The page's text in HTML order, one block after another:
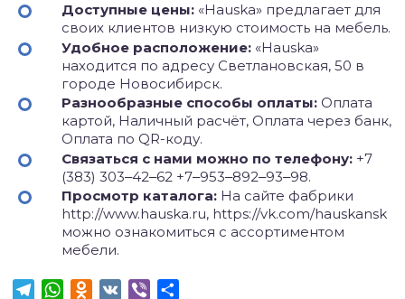
Доступные цены: «Hauska» предлагает для
своих клиентов низкую стоимость на мебель.
Удобное расположение: «Hauska»
находится по адресу Светлановская, 50 в
городе Новосибирск.
Разнообразные способы оплаты: Оплата
картой, Наличный расчёт, Оплата через банк,
Оплата по QR-коду.
Связаться с нами можно по телефону: +7
(383) 303‒42‒62 +7‒953‒892‒93‒98.
Просмотр каталога: На сайте фабрики
http://www.hauska.ru, https://vk.com/hauskansk
можно ознакомиться с ассортиментом
мебели.
TelegramWhatsApp
Odnoklassniki
VK Viber